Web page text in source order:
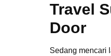
Travel
Door
Sedang mencari